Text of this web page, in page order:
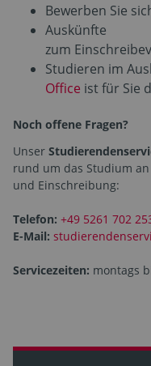
Bewerben Sie
Auskünfte
zum
Studieren im
Office ist für Sie
Noch offene Fragen?
Unser
rund um das Studium
und Einschreibung:
Telefon: +49 5261 702
E-Mail:
Servicezeiten: montags